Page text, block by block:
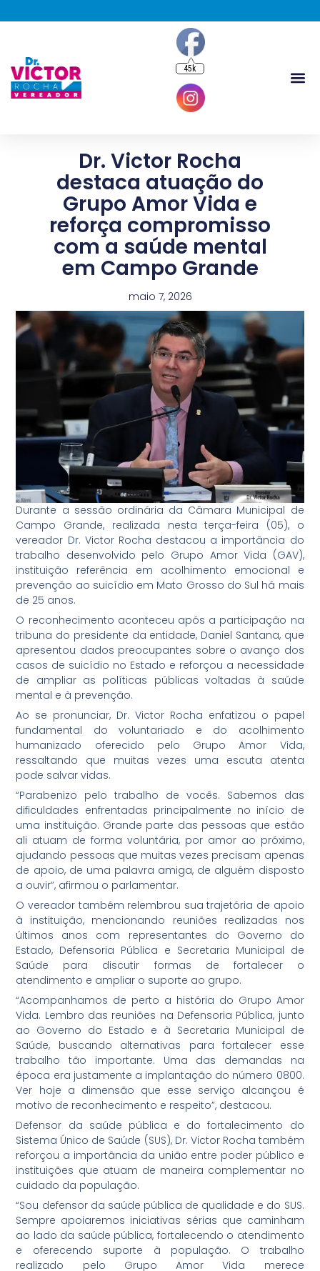
Dr. Victor Rocha
destaca atuação do
Grupo Amor Vida e
reforça compromisso
com a saúde mental
em Campo Grande
maio 7, 2026
Durante a sessão ordinária da Câmara Municipal de
Campo Grande, realizada nesta terça-feira (05), o
vereador Dr. Victor Rocha destacou a importância do
trabalho desenvolvido pelo Grupo Amor Vida (GAV),
instituição referência em acolhimento emocional e
prevenção ao suicídio em Mato Grosso do Sul há mais
de 25 anos.
O reconhecimento aconteceu após a participação na
tribuna do presidente da entidade, Daniel Santana, que
apresentou dados preocupantes sobre o avanço dos
casos de suicídio no Estado e reforçou a necessidade
de ampliar as políticas públicas voltadas à saúde
mental e à prevenção.
Ao se pronunciar, Dr. Victor Rocha enfatizou o papel
fundamental do voluntariado e do acolhimento
humanizado oferecido pelo Grupo Amor Vida,
ressaltando que muitas vezes uma escuta atenta
pode salvar vidas.
“Parabenizo pelo trabalho de vocês. Sabemos das
dificuldades enfrentadas principalmente no início de
uma instituição. Grande parte das pessoas que estão
ali atuam de forma voluntária, por amor ao próximo,
ajudando pessoas que muitas vezes precisam apenas
de apoio, de uma palavra amiga, de alguém disposto
a ouvir”, afirmou o parlamentar.
O vereador também relembrou sua trajetória de apoio
à instituição, mencionando reuniões realizadas nos
últimos anos com representantes do Governo do
Estado, Defensoria Pública e Secretaria Municipal de
Saúde para discutir formas de fortalecer o
atendimento e ampliar o suporte ao grupo.
“Acompanhamos de perto a história do Grupo Amor
Vida. Lembro das reuniões na Defensoria Pública, junto
ao Governo do Estado e à Secretaria Municipal de
Saúde, buscando alternativas para fortalecer esse
trabalho tão importante. Uma das demandas na
época era justamente a implantação do número 0800.
Ver hoje a dimensão que esse serviço alcançou é
motivo de reconhecimento e respeito”, destacou.
Defensor da saúde pública e do fortalecimento do
Sistema Único de Saúde (SUS), Dr. Victor Rocha também
reforçou a importância da união entre poder público e
instituições que atuam de maneira complementar no
cuidado da população.
“Sou defensor da saúde pública de qualidade e do SUS.
Sempre apoiaremos iniciativas sérias que caminham
ao lado da saúde pública, fortalecendo o atendimento
e oferecendo suporte à população. O trabalho
realizado pelo Grupo Amor Vida merece
45k